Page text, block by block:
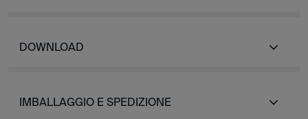
DOWNLOAD
IMBALLAGGIO E SPEDIZIONE